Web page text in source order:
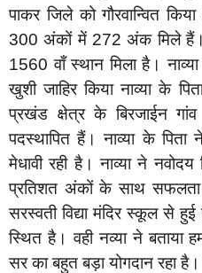
पाकर जिले को गौरवान्वित
300 अंकों में 272 अंक मिले हैं।
1560 वाँ स्थान मिला है।
खुशी जाहिर किया नाव्या के
प्रखंड क्षेत्र के बिरजाईन
पदस्थापित हैं। नाव्या के पिता
मेधावी रही है। नाव्या ने नवोदय
प्रतिशत अंकों के साथ सफलता
सरस्वती विद्या मंदिर स्कूल से
स्थित है। वही नव्या ने बताया
सर का बहुत बड़ा योगदान रहा